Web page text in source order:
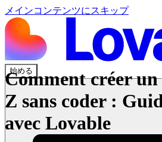
メインコンテンツにスキップ
始める
Comment créer un
Z sans coder :
avec Lovable